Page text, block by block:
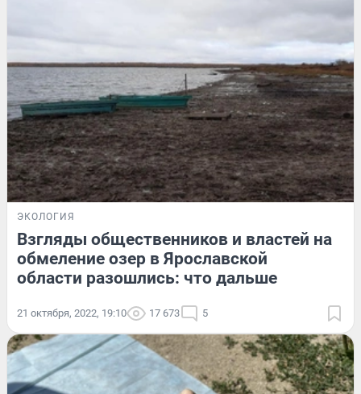
ЭКОЛОГИЯ
Взгляды общественников и властей на
обмеление озер в Ярославской
области разошлись: что дальше
21 октября, 2022, 19:10 17 673 5